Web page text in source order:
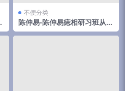
不便分类
陈仲易-陈仲易痣相研习班从痣
相看人生发展方向视频6集